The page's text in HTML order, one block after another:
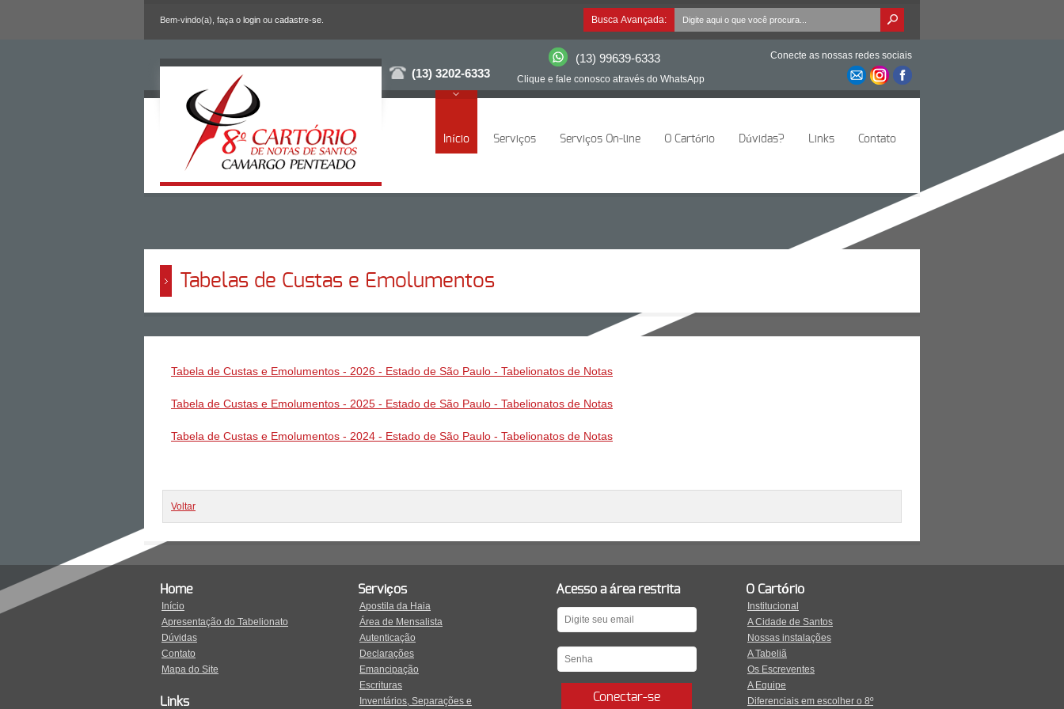
Bem-vindo(a), faça o login ou cadastre-se Busca Avançada:
(13) 3202-6333
(13) 99639-6333
Clique e fale conosco através do WhatsApp
Conecte as nossas redes sociais
Início Serviços Serviços On-line O Cartório Dúvidas? Links Contato
Tabelas de Custas e Emolumentos
Tabela de Custas e Emolumentos - 2026 - Estado de São Paulo - Tabelionatos de Notas
Tabela de Custas e Emolumentos - 2025 - Estado de São Paulo - Tabelionatos de Notas
Tabela de Custas e Emolumentos - 2024 - Estado de São Paulo - Tabelionatos de Notas
Voltar
Home
Início
Apresentação do Tabelionato
Dúvidas
Contato
Mapa do Site
Links
Serviços
Apostila da Haia
Área de Mensalista
Autenticação
Declarações
Emancipação
Escrituras
Inventários, Separações e
Acesso a área restrita
Conectar-se
O Cartório
Institucional
A Cidade de Santos
Nossas instalações
A Tabeliã
Os Escreventes
A Equipe
Diferenciais em escolher o 8º